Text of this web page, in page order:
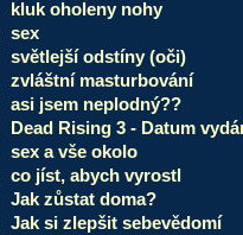
kluk oholeny nohy
sex
světlejší odstíny (oči)
zvláštní masturbování
asi jsem neplodný??
Dead Rising 3 - Datum
sex a vše okolo
co jíst, abych vyrostl
Jak zůstat doma?
Jak si zlepšit sebevědomí